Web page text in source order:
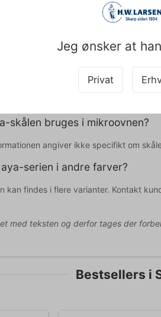
Jeg ønsker at
Privat
får du:
skål med kapacitet på 650 ml til
mat sort finish der fremhæver maden
vedligeholdelse med
til at kontakte vores
spørgsmål
skålen bruges i mikroovnen?
angiver ikke specifikt om
serien i andre farver?
kan findes i flere varianter. Kontakt
med teksten og derfor tages der
Bestsellers i